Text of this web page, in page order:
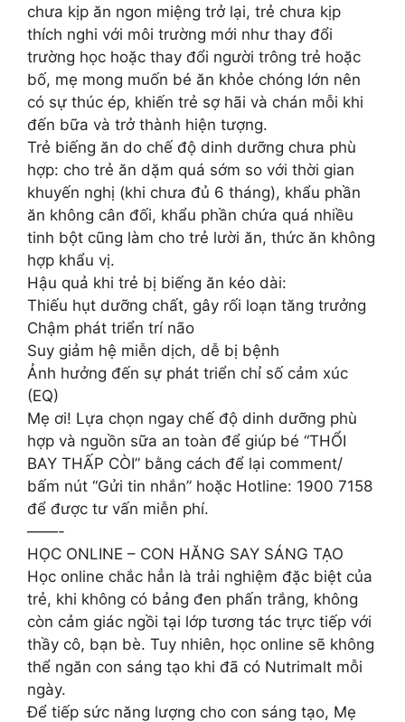
chưa kịp ăn ngon miệng trở lại, trẻ chưa kịp
thích nghi với môi trường mới như thay đổi
trường học hoặc thay đổi người trông trẻ hoặc
bố, mẹ mong muốn bé ăn khỏe chóng lớn nên
có sự thúc ép, khiến trẻ sợ hãi và chán mỗi khi
đến bữa và trở thành hiện tượng.
Trẻ biếng ăn do chế độ dinh dưỡng chưa phù
hợp: cho trẻ ăn dặm quá sớm so với thời gian
khuyến nghị (khi chưa đủ 6 tháng), khẩu phần
ăn không cân đối, khẩu phần chứa quá nhiều
tinh bột cũng làm cho trẻ lười ăn, thức ăn không
hợp khẩu vị.
Hậu quả khi trẻ bị biếng ăn kéo dài:
Thiếu hụt dưỡng chất, gây rối loạn tăng trưởng
Chậm phát triển trí não
Suy giảm hệ miễn dịch, dễ bị bệnh
Ảnh hưởng đến sự phát triển chỉ số cảm xúc
(EQ)
Mẹ ơi! Lựa chọn ngay chế độ dinh dưỡng phù
hợp và nguồn sữa an toàn để giúp bé “THỔI
BAY THẤP CÒI” bằng cách để lại comment/
bấm nút “Gửi tin nhắn” hoặc Hotline: 1900 7158
để được tư vấn miễn phí.
——-
HỌC ONLINE – CON HĂNG SAY SÁNG TẠO
Học online chắc hẳn là trải nghiệm đặc biệt của
trẻ, khi không có bảng đen phấn trắng, không
còn cảm giác ngồi tại lớp tương tác trực tiếp với
thầy cô, bạn bè. Tuy nhiên, học online sẽ không
thể ngăn con sáng tạo khi đã có Nutrimalt mỗi
ngày.
Để tiếp sức năng lượng cho con sáng tạo, Mẹ